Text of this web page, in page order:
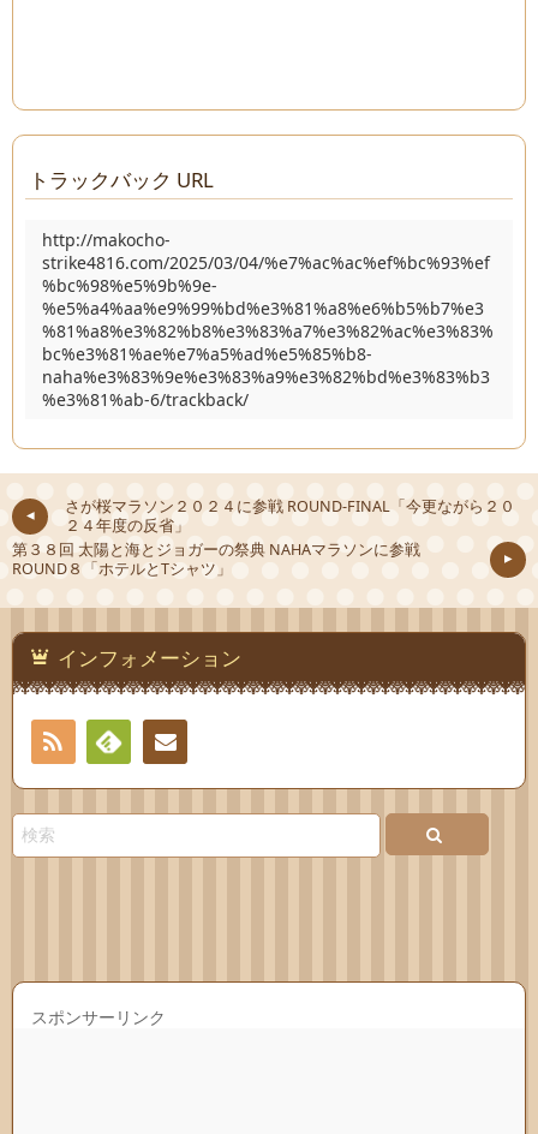
トラックバック URL
http://makocho-
strike4816.com/2025/03/04/%e7%ac%ac%ef%bc%93%ef
%bc%98%e5%9b%9e-
%e5%a4%aa%e9%99%bd%e3%81%a8%e6%b5%b7%e3
%81%a8%e3%82%b8%e3%83%a7%e3%82%ac%e3%83%
bc%e3%81%ae%e7%a5%ad%e5%85%b8-
naha%e3%83%9e%e3%83%a9%e3%82%bd%e3%83%b3
%e3%81%ab-6/trackback/
さが桜マラソン２０２４に参戦 ROUND-FINAL「今更ながら２０
２４年度の反省」
第３８回 太陽と海とジョガーの祭典 NAHAマラソンに参戦
ROUND８「ホテルとTシャツ」
インフォメーション
RSS
Feedly連絡
スポンサーリンク